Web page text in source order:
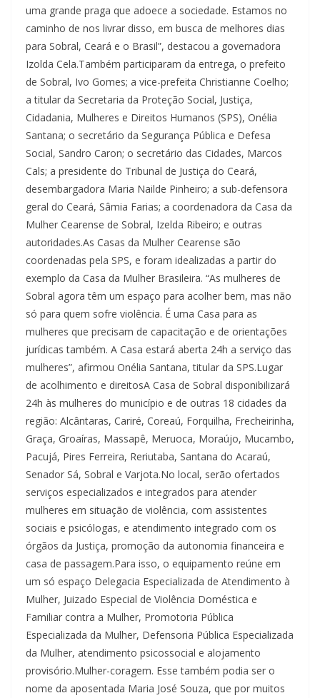
uma grande praga que adoece a sociedade. Estamos no
caminho de nos livrar disso, em busca de melhores dias
para Sobral, Ceará e o Brasil”, destacou a governadora
Izolda Cela.Também participaram da entrega, o prefeito
de Sobral, Ivo Gomes; a vice-prefeita Christianne Coelho;
a titular da Secretaria da Proteção Social, Justiça,
Cidadania, Mulheres e Direitos Humanos (SPS), Onélia
Santana; o secretário da Segurança Pública e Defesa
Social, Sandro Caron; o secretário das Cidades, Marcos
Cals; a presidente do Tribunal de Justiça do Ceará,
desembargadora Maria Nailde Pinheiro; a sub-defensora
geral do Ceará, Sâmia Farias; a coordenadora da Casa da
Mulher Cearense de Sobral, Izelda Ribeiro; e outras
autoridades.As Casas da Mulher Cearense são
coordenadas pela SPS, e foram idealizadas a partir do
exemplo da Casa da Mulher Brasileira. “As mulheres de
Sobral agora têm um espaço para acolher bem, mas não
só para quem sofre violência. É uma Casa para as
mulheres que precisam de capacitação e de orientações
jurídicas também. A Casa estará aberta 24h a serviço das
mulheres”, afirmou Onélia Santana, titular da SPS.Lugar
de acolhimento e direitosA Casa de Sobral disponibilizará
24h às mulheres do município e de outras 18 cidades da
região: Alcântaras, Cariré, Coreaú, Forquilha, Frecheirinha,
Graça, Groaíras, Massapê, Meruoca, Moraújo, Mucambo,
Pacujá, Pires Ferreira, Reriutaba, Santana do Acaraú,
Senador Sá, Sobral e Varjota.No local, serão ofertados
serviços especializados e integrados para atender
mulheres em situação de violência, com assistentes
sociais e psicólogas, e atendimento integrado com os
órgãos da Justiça, promoção da autonomia financeira e
casa de passagem.Para isso, o equipamento reúne em
um só espaço Delegacia Especializada de Atendimento à
Mulher, Juizado Especial de Violência Doméstica e
Familiar contra a Mulher, Promotoria Pública
Especializada da Mulher, Defensoria Pública Especializada
da Mulher, atendimento psicossocial e alojamento
provisório.Mulher-coragem. Esse também podia ser o
nome da aposentada Maria José Souza, que por muitos